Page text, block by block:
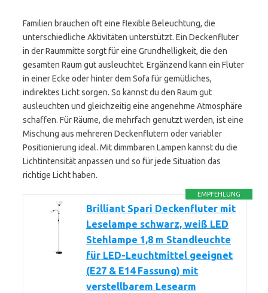
Familien brauchen oft eine flexible Beleuchtung, die
unterschiedliche Aktivitäten unterstützt. Ein Deckenfluter
in der Raummitte sorgt für eine Grundhelligkeit, die den
gesamten Raum gut ausleuchtet. Ergänzend kann ein Fluter
in einer Ecke oder hinter dem Sofa für gemütliches,
indirektes Licht sorgen. So kannst du den Raum gut
ausleuchten und gleichzeitig eine angenehme Atmosphäre
schaffen. Für Räume, die mehrfach genutzt werden, ist eine
Mischung aus mehreren Deckenflutern oder variabler
Positionierung ideal. Mit dimmbaren Lampen kannst du die
Lichtintensität anpassen und so für jede Situation das
richtige Licht haben.
EMPFEHLUNG
Brilliant Spari Deckenfluter mit
Leselampe schwarz, weiß LED
Stehlampe 1,8 m Standleuchte
für LED-Leuchtmittel geeignet
(E27 & E14 Fassung) mit
verstellbarem Lesearm